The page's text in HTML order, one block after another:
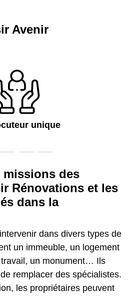
Avenir
unique
des
Rénovations et les
dans la
dans divers types de
un immeuble, un logement
un monument… Ils
remplacer des spécialistes.
les propriétaires peuvent